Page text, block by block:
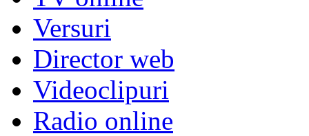
Versuri
Director web
Videoclipuri
Radio online